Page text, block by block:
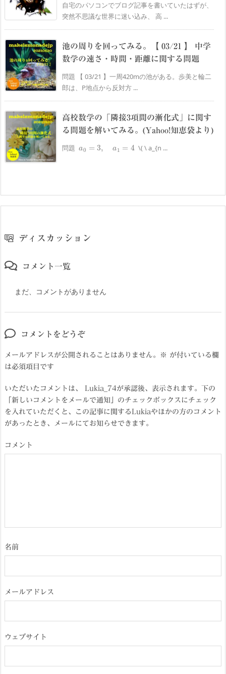
自宅のパソコンでブログ記事を書いていたはずが、
突然不思議な世界に迷い込み、 高 ...
池の周りを回ってみる。【 03/21 】 中学
数学の速さ・時間・距離に関する問題
問題 【 03/21 】一周420mの池がある。歩美と輪二
郎は、P地点から反対方 ...
高校数学の「隣接3項間の漸化式」に関す
る問題を解いてみる。(Yahoo!知恵袋より)
問題 ,a \( \ a_{n ...
ディスカッション
コメント一覧
まだ、コメントがありません
コメントをどうぞ
メールアドレスが公開されることはありません。 ※ が付いている欄
は必須項目です
いただいたコメントは、 Lukia_74が承認後、表示されます。下の
「新しいコメントをメールで通知」のチェックボックスにチェック
を入れていただくと、この記事に関するLukiaやほかの方のコメント
があったとき、メールにてお知らせできます。
コメント
名前
メールアドレス
ウェブサイト